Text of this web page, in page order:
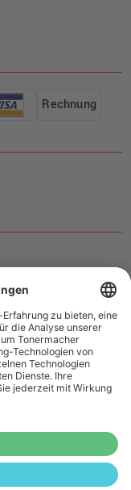
Rechnung
sich ein Warenwert
Ihrem Warenkorb, ist der
richtet sich